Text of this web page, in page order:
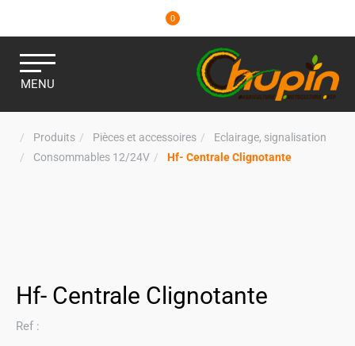
0
MENU
Produits Pièces et accessoires
Eclairage, signalisation
Consommables 12/24V
Hf- Centrale Clignotante
Hf- Centrale Clignotante
Ref :